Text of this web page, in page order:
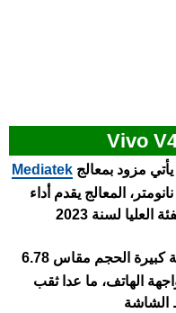
يأتي مزود بمعالج Mediatek
بدقة تصنيع 4 نانومتر، المعالج يقدم أداء
لسنة 2023
الهاتف يأتي بشاشة كبيرة الحجم مقاس 6.78
الهاتف، ما عدا ثقب
الشاشة